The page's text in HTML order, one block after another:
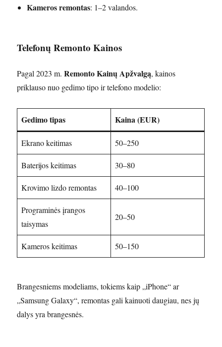
Kameros remontas: 1–2 valandos.
Telefonų Remonto Kainos
Pagal 2023 m.Remonto Kainų Apžvalgą, kainos
priklauso nuo gedimo tipo ir telefono modelio:
Gedimo tipas Kaina (EUR)
Ekrano keitimas 50–250
Baterijos keitimas 30–80
Krovimo lizdo remontas 40–100
Programinės įrangos
taisymas
20–50
Kameros keitimas 50–150
Brangesniems modeliams, tokiems kaip „iPhone“ ar
„Samsung Galaxy“, remontas gali kainuoti daugiau, nes jų
dalys yra brangesnės.